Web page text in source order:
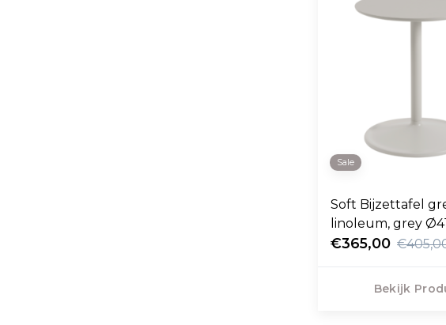
Sale
Soft Bijzettafel
linoleum, grey
€365,00
Bekijk